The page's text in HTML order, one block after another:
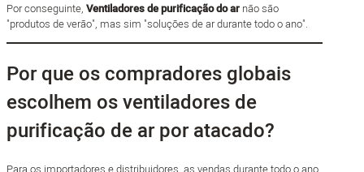
Por conseguinte, Ventiladores de purificação do ar não são
"produtos de verão", mas sim "soluções de ar durante todo o ano".
Por que os compradores globais
escolhem os ventiladores de
purificação de ar por atacado?